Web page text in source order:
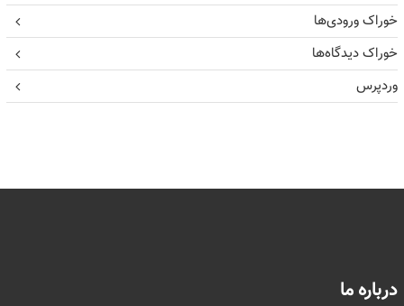
خوراک ورودی‌ها
خوراک دیدگاه‌ها
وردپرس
درباره ما